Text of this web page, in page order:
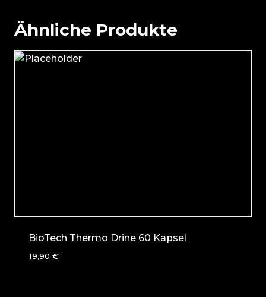
Ähnliche Produkte
BioTech Thermo Drine 60 Kapsel
19,90 €